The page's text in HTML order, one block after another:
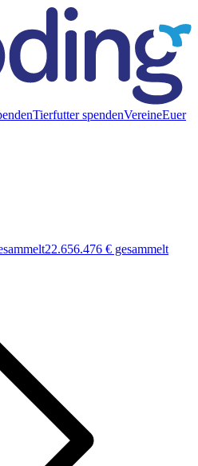
Tierfutter spendenVereineEuer
22.656.476 € gesammelt